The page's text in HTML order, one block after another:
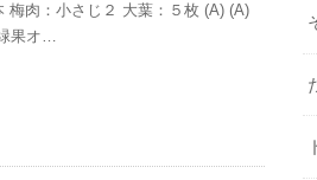
梅肉：小さじ２ 大葉：５枚 (A) (A)
果オ…